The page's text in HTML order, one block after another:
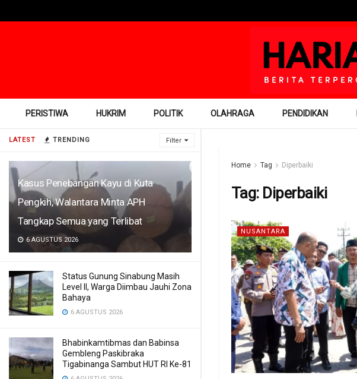
LATEST TRENDING Filter
Kasus Penebangan Kayu di Kuta
Pengkih, Walantara Minta APH
Tangkap Semua yang Terlibat
6 AGUSTUS 2026
Status Gunung Sinabung Masih
Level II, Warga Diimbau Jauhi Zona
Bahaya
6 AGUSTUS 2026
Bhabinkamtibmas dan Babinsa
Gembleng Paskibraka
Tigabinanga Sambut HUT RI Ke-81
PERISTIWA HUKRIM POLITIK OLAHRAGA PENDIDIKAN
Home Tag Diperbaiki
Tag: Diperbaiki
NUSANTARA